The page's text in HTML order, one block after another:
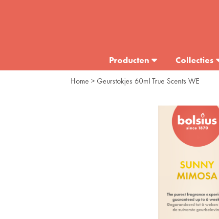
Producten Collecties
Home > Geurstokjes 60ml True Scents WE